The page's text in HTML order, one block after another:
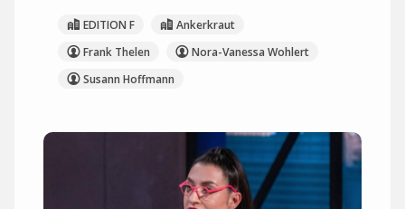
EDITION F
Ankerkraut
Frank Thelen
Nora-Vanessa Wohlert
Susann Hoffmann